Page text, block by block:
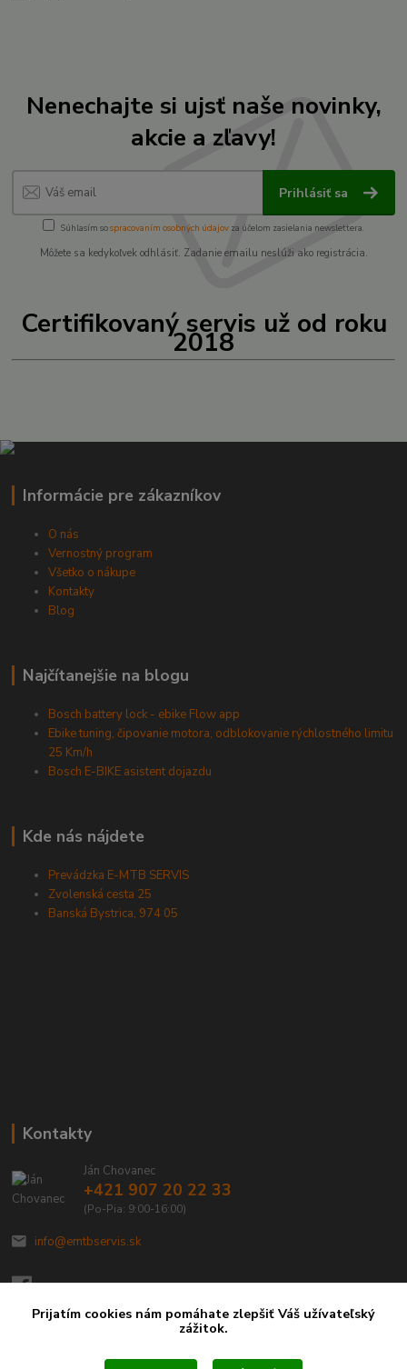
Nenechajte si ujsť naše novinky,
akcie a zľavy!
Prihlásiť sa
Súhlasím sospracovaním osobných údajov za účelom zasielania newslettera.
Môžete sa kedykoľvek odhlásiť. Zadanie emailu neslúži ako registrácia.
Certifikovaný servis už od roku
2018
Informácie pre zákazníkov
O nás
Vernostný program
Všetko o nákupe
Kontakty
Blog
Najčítanejšie na blogu
Bosch battery lock - ebike Flow app
Ebike tuning, čipovanie motora, odblokovanie rýchlostného limitu
25 Km/h
Bosch E-BIKE asistent dojazdu
Kde nás nájdete
Prevádzka E-MTB SERVIS
Zvolenská cesta 25
Banská Bystrica, 974 05
Kontakty
Ján Chovanec
+421 907 20 22 33
(Po-Pia: 9:00-16:00)
info@emtbservis.sk
Prijatím cookies nám pomáhate zlepšiť Váš užívateľský
zážitok.